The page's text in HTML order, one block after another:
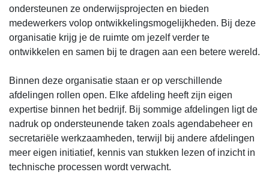
ondersteunen ze onderwijsprojecten en bieden
medewerkers volop ontwikkelingsmogelijkheden. Bij deze
organisatie krijg je de ruimte om jezelf verder te
ontwikkelen en samen bij te dragen aan een betere wereld.
Binnen deze organisatie staan er op verschillende
afdelingen rollen open. Elke afdeling heeft zijn eigen
expertise binnen het bedrijf. Bij sommige afdelingen ligt de
nadruk op ondersteunende taken zoals agendabeheer en
secretariële werkzaamheden, terwijl bij andere afdelingen
meer eigen initiatief, kennis van stukken lezen of inzicht in
technische processen wordt verwacht.